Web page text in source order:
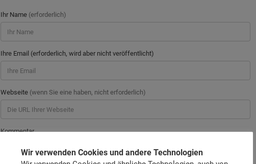
Ihr Name (erforderlich)
Ihre Email (erforderlich, wird aber nicht veröffentlicht)
Webseite (wenn Sie eine haben, nicht erforderlich)
Kommentar
Wir verwenden Cookies und andere Technologien